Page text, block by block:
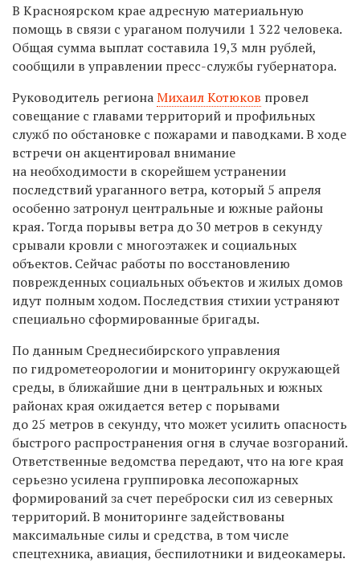
В Красноярском крае адресную материальную
помощь в связи с ураганом получили 1 322 человека.
Общая сумма выплат составила 19,3 млн рублей,
сообщили в управлении пресс-службы губернатора.
Руководитель регионаМихаил Котюков провел
совещание с главами территорий и профильных
служб по обстановке с пожарами и паводками. В ходе
встречи он акцентировал внимание
на необходимости в скорейшем устранении
последствий ураганного ветра, который 5 апреля
особенно затронул центральные и южные районы
края. Тогда порывы ветра до 30 метров в секунду
срывали кровли с многоэтажек и социальных
объектов. Сейчас работы по восстановлению
поврежденных социальных объектов и жилых домов
идут полным ходом. Последствия стихии устраняют
специально сформированные бригады.
По данным Среднесибирского управления
по гидрометеорологии и мониторингу окружающей
среды, в ближайшие дни в центральных и южных
районах края ожидается ветер с порывами
до 25 метров в секунду, что может усилить опасность
быстрого распространения огня в случае возгораний.
Ответственные ведомства передают, что на юге края
серьезно усилена группировка лесопожарных
формирований за счет переброски сил из северных
территорий. В мониторинге задействованы
максимальные силы и средства, в том числе
спецтехника, авиация, беспилотники и видеокамеры.